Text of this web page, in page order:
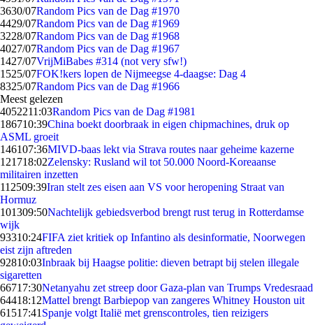
3630/07Random Pics van de Dag #1970
4429/07Random Pics van de Dag #1969
3228/07Random Pics van de Dag #1968
4027/07Random Pics van de Dag #1967
1427/07VrijMiBabes #314 (not very sfw!)
1525/07FOK!kers lopen de Nijmeegse 4-daagse: Dag 4
8325/07Random Pics van de Dag #1966
Meest gelezen
4052211:03Random Pics van de Dag #1981
186710:39China boekt doorbraak in eigen chipmachines, druk op
ASML groeit
146107:36MIVD-baas lekt via Strava routes naar geheime kazerne
121718:02Zelensky: Rusland wil tot 50.000 Noord-Koreaanse
militairen inzetten
112509:39Iran stelt zes eisen aan VS voor heropening Straat van
Hormuz
101309:50Nachtelijk gebiedsverbod brengt rust terug in Rotterdamse
wijk
93310:24FIFA ziet kritiek op Infantino als desinformatie, Noorwegen
eist zijn aftreden
92810:03Inbraak bij Haagse politie: dieven betrapt bij stelen illegale
sigaretten
66717:30Netanyahu zet streep door Gaza-plan van Trumps Vredesraad
64418:12Mattel brengt Barbiepop van zangeres Whitney Houston uit
61517:41 Spanje volgt Italië met grenscontroles, tien reizigers